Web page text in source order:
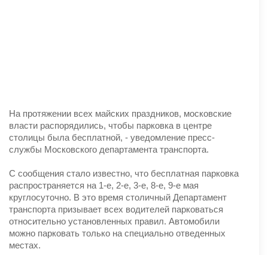
На протяжении всех майских праздников, московские
власти распорядились, чтобы парковка в центре
столицы была бесплатной, - уведомление пресс-
службы Московского департамента транспорта.
С сообщения стало известно, что бесплатная парковка
распространяется на 1-е, 2-е, 3-е, 8-е, 9-е мая
круглосуточно. В это время столичный Департамент
транспорта призывает всех водителей парковаться
относительно установленных правил. Автомобили
можно парковать только на специально отведенных
местах.